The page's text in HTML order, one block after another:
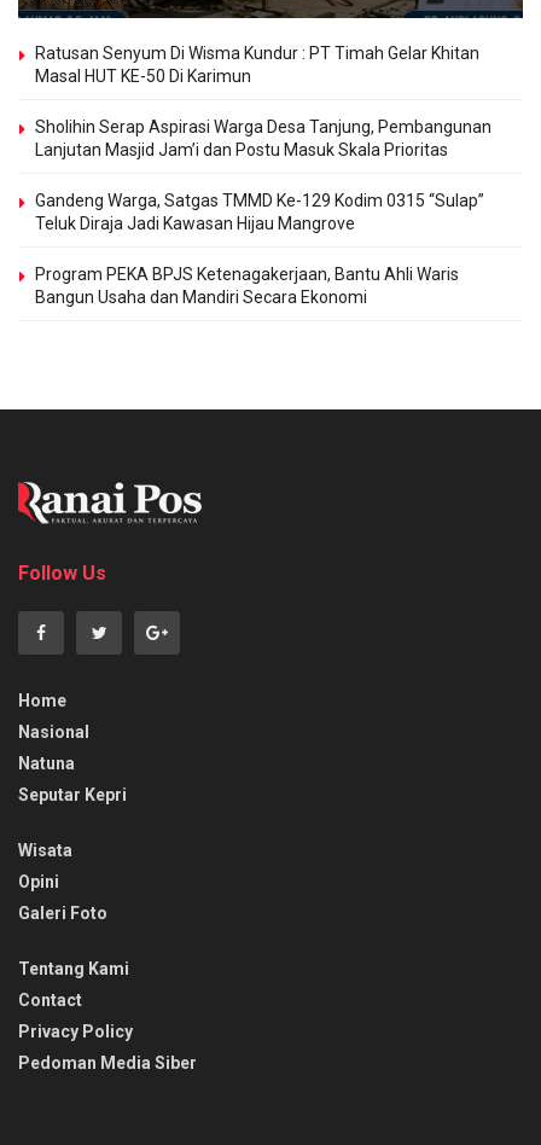
Ratusan Senyum Di Wisma Kundur : PT Timah Gelar Khitan
Masal HUT KE-50 Di Karimun
Sholihin Serap Aspirasi Warga Desa Tanjung, Pembangunan
Lanjutan Masjid Jam’i dan Postu Masuk Skala Prioritas
Gandeng Warga, Satgas TMMD Ke-129 Kodim 0315 “Sulap”
Teluk Diraja Jadi Kawasan Hijau Mangrove
Program PEKA BPJS Ketenagakerjaan, Bantu Ahli Waris
Bangun Usaha dan Mandiri Secara Ekonomi
Follow Us
Home
Nasional
Natuna
Seputar Kepri
Wisata
Opini
Galeri Foto
Tentang Kami
Contact
Privacy Policy
Pedoman Media Siber